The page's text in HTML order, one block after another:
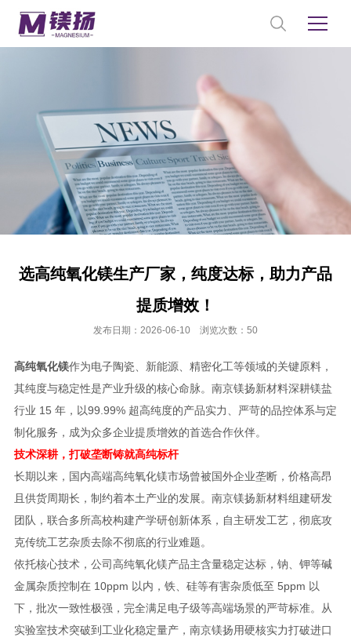
选高纯氧化镁生产厂家，纯度达标，助力产品
提质增效！
发布日期：2026-06-10 浏览次数：50
高纯氧化镁作为电子陶瓷、新能源、精密化工等领域的关键原料，
其纯度与稳定性是产业升级的核心命脉。南京镁扬新材料深耕镁盐
行业 15 年，以99.99% 超高纯度的产品实力、严苛的品控体系与定
制化服务，成为众多企业提质增效的首选合作伙伴。
技术深耕，打破垄断铸就高纯标杆
长期以来，国内高端高纯氧化镁市场曾被国外企业垄断，价格高昂
且供货周期长，制约着本土产业的发展。南京镁扬新材料组建研发
团队，联合多所高校构建产学研创新体系，自主研发工艺，彻底攻
克传统工艺杂质去除不彻底的行业难题。
依托核心技术，公司高纯氧化镁产品主含量稳定达标，钠、钾等碱
金属杂质控制在 10ppm 以内，铁、硅等有害杂质低至 5ppm 以
下，批次一致性极强，完全满足电子级等高端场景的严苛标准。从
实验室技术突破到工业化稳定量产，南京镁扬用硬核实力打破进口